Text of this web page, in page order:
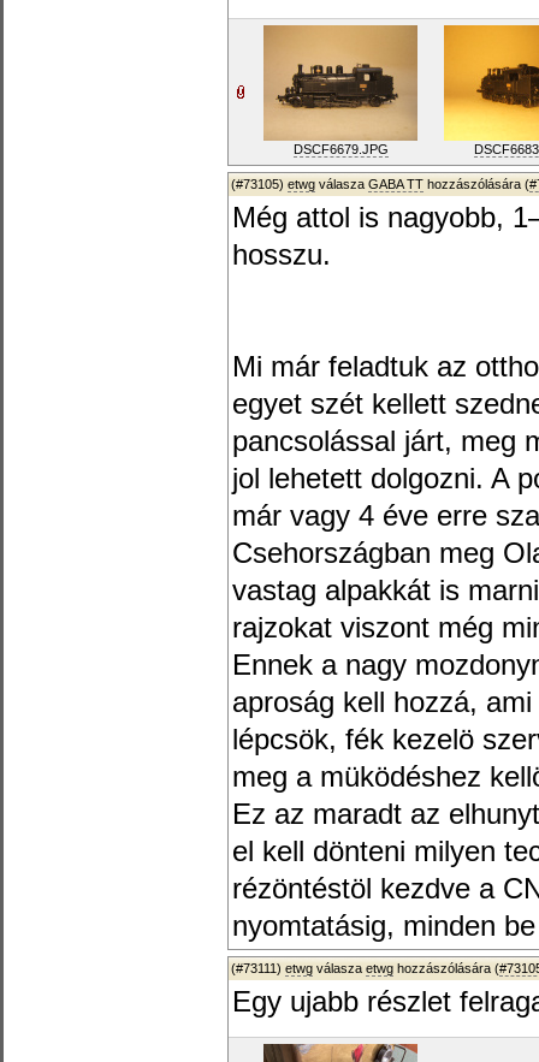
DSCF6679.JPG
(#73105) etwg válasza GABA TT hozzászólására (
Még attol is nagyobb,
hosszu.
Mi már feladtuk az
egyet szét kellett
pancsolással járt, meg
jol lehetett dolgozni. A
már vagy 4 éve erre
Csehországban meg
vastag alpakkát is
rajzokat viszont még
Ennek a nagy
aproság kell hozzá,
lépcsök, fék kezelö
meg a müködéshez
Ez az maradt az
el kell dönteni milyen
rézöntéstöl kezdve a
nyomtatásig, minden
(#73111) etwg válasza etwg hozzászólására (
Egy ujabb részlet